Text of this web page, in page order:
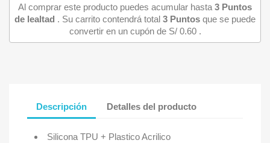
Al comprar este producto puedes acumular hasta 3 Puntos
de lealtad . Su carrito contendrá total 3 Puntos que se puede
convertir en un cupón de S/ 0.60.
Descripción Detalles del producto
Silicona TPU + Plastico Acrilico